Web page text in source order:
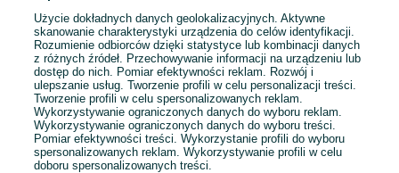
E-mail
Hasło
Użycie dokładnych danych geolokalizacyjnych. Aktywne
skanowanie charakterystyki urządzenia do celów identyfikacji.
Rozumienie odbiorców dzięki statystyce lub kombinacji danych
z różnych źródeł. Przechowywanie informacji na urządzeniu lub
dostęp do nich. Pomiar efektywności reklam. Rozwój i
ulepszanie usług. Tworzenie profili w celu personalizacji treści.
Tworzenie profili w celu spersonalizowanych reklam.
Wykorzystywanie ograniczonych danych do wyboru reklam.
Wykorzystywanie ograniczonych danych do wyboru treści.
Pomiar efektywności treści. Wykorzystanie profili do wyboru
spersonalizowanych reklam. Wykorzystywanie profili w celu
doboru spersonalizowanych treści.